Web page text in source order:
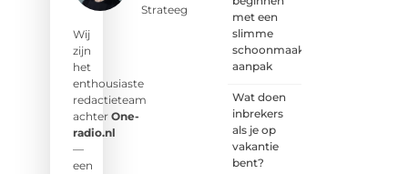
Strateeg
Wij
zijn
het
enthousiaste
redactieteam
achter One-
radio.nl
—
een
met een
slimme
schoonmaak
aanpak
Wat doen
inbrekers
als je op
vakantie
bent?